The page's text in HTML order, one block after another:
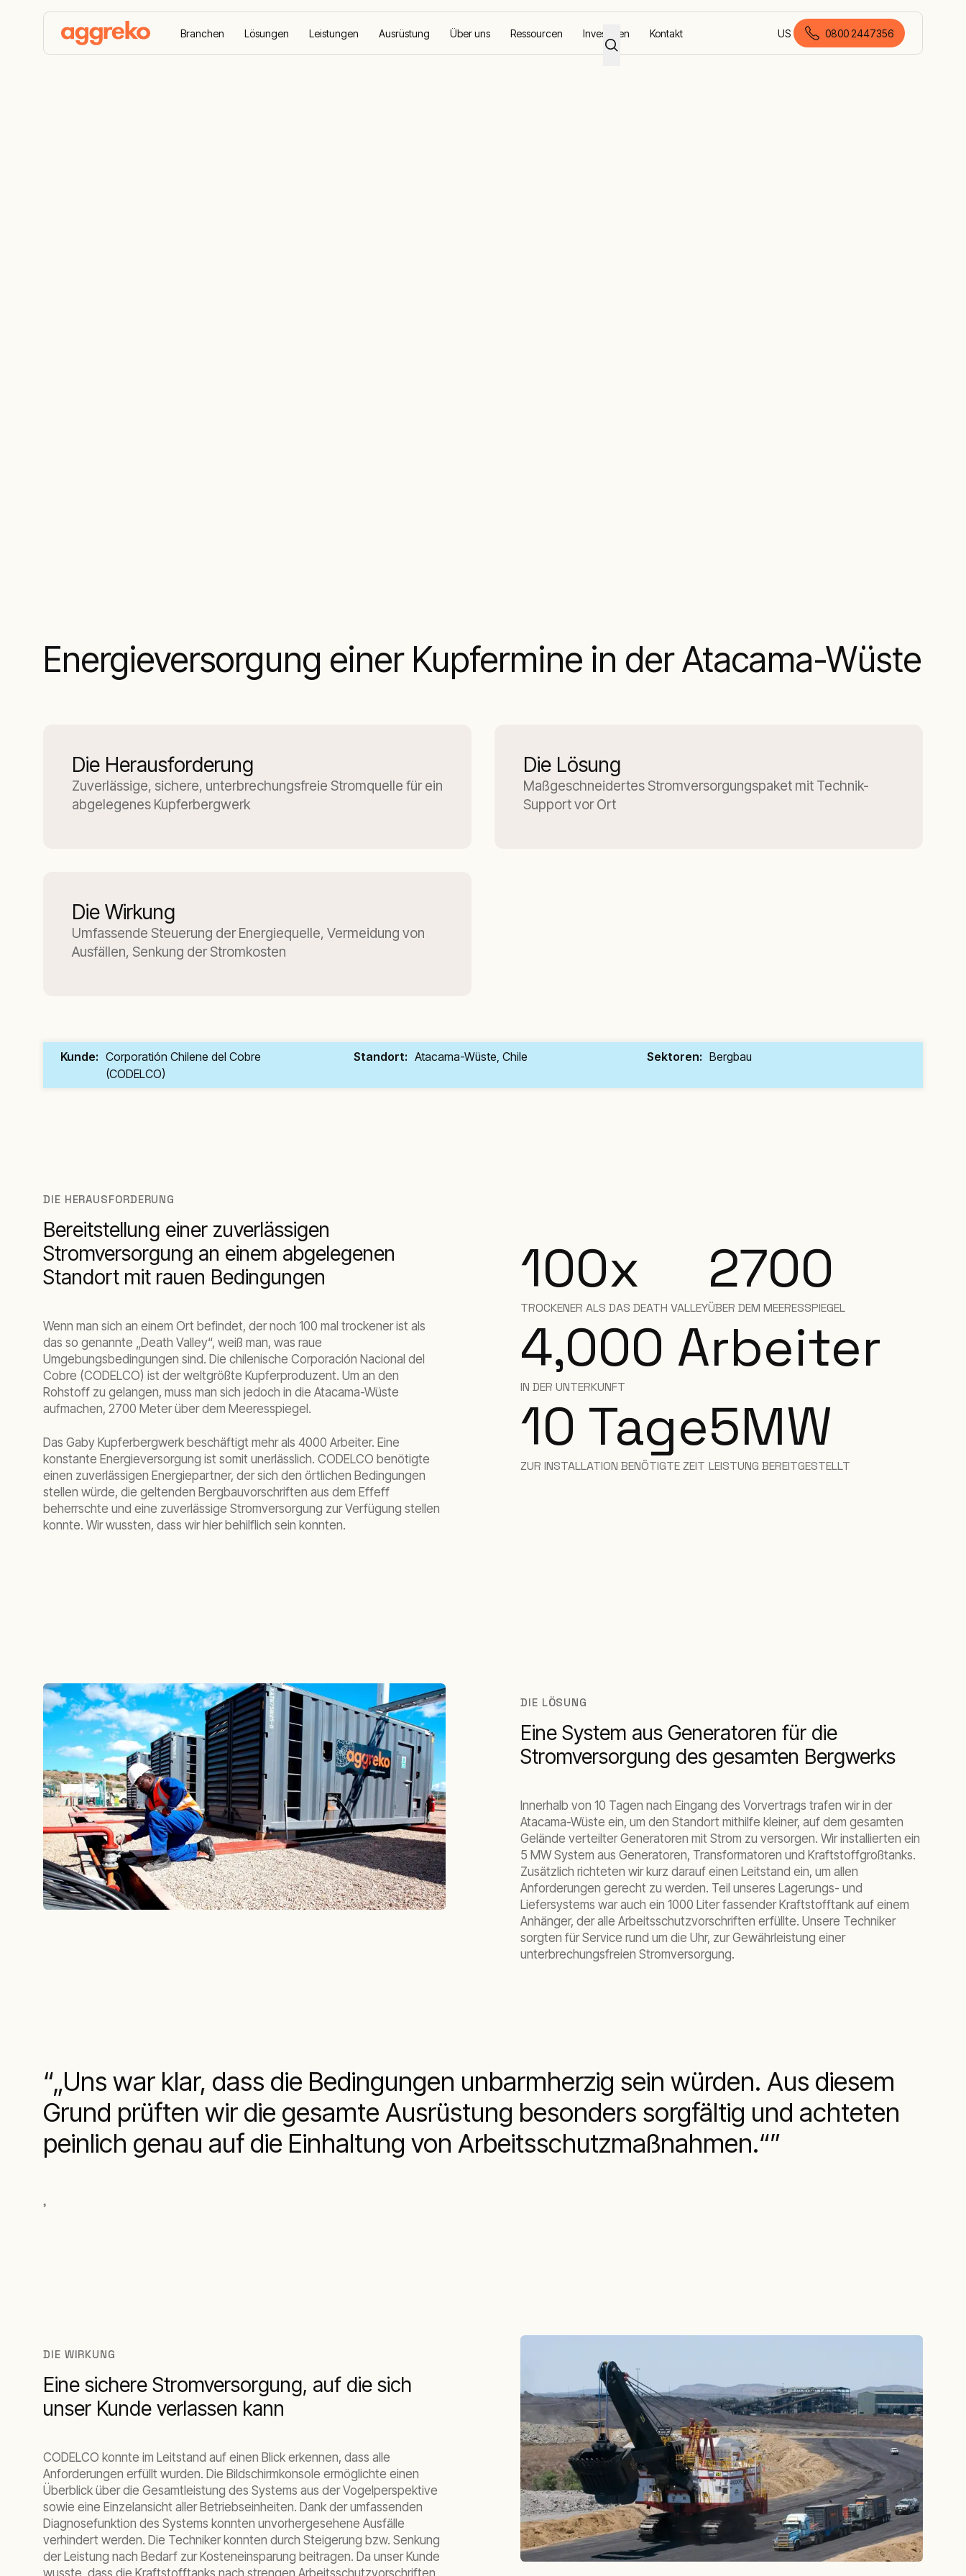
Branchen Lösungen Leistungen Ausrüstung Über uns Ressourcen Investoren Kontakt US
Deutsch (Deutschland)
0800 2447356
Energieversorgung einer Kupfermine in der Atacama-Wüste
Die Herausforderung
Zuverlässige, sichere, unterbrechungsfreie Stromquelle für ein
abgelegenes Kupferbergwerk
Die Lösung
Maßgeschneidertes Stromversorgungspaket mit Technik-
Support vor Ort
Die Wirkung
Umfassende Steuerung der Energiequelle, Vermeidung von
Ausfällen, Senkung der Stromkosten
Kunde: Corporatión Chilene del Cobre
(CODELCO)
Standort: Atacama-Wüste, Chile Sektoren: Bergbau
DIE HERAUSFORDERUNG
Bereitstellung einer zuverlässigen
Stromversorgung an einem abgelegenen
Standort mit rauen Bedingungen
Wenn man sich an einem Ort befindet, der noch 100 mal trockener ist als
das so genannte „Death Valley“, weiß man, was raue
Umgebungsbedingungen sind. Die chilenische Corporación Nacional del
Cobre (CODELCO) ist der weltgrößte Kupferproduzent. Um an den
Rohstoff zu gelangen, muss man sich jedoch in die Atacama-Wüste
aufmachen, 2700 Meter über dem Meeresspiegel.
Das Gaby Kupferbergwerk beschäftigt mehr als 4000 Arbeiter. Eine
konstante Energieversorgung ist somit unerlässlich. CODELCO benötigte
einen zuverlässigen Energiepartner, der sich den örtlichen Bedingungen
stellen würde, die geltenden Bergbauvorschriften aus dem Effeff
beherrschte und eine zuverlässige Stromversorgung zur Verfügung stellen
konnte. Wir wussten, dass wir hier behilflich sein konnten.
100x
TROCKENER ALS DAS DEATH VALLEY
2700
ÜBER DEM MEERESSPIEGEL
4,000 Arbeiter
IN DER UNTERKUNFT
10 Tage
ZUR INSTALLATION BENÖTIGTE ZEIT
5MW
LEISTUNG BEREITGESTELLT
DIE LÖSUNG
Eine System aus Generatoren für die
Stromversorgung des gesamten Bergwerks
Innerhalb von 10 Tagen nach Eingang des Vorvertrags trafen wir in der
Atacama-Wüste ein, um den Standort mithilfe kleiner, auf dem gesamten
Gelände verteilter Generatoren mit Strom zu versorgen. Wir installierten ein
5 MW System aus Generatoren, Transformatoren und Kraftstoffgroßtanks.
Zusätzlich richteten wir kurz darauf einen Leitstand ein, um allen
Anforderungen gerecht zu werden. Teil unseres Lagerungs- und
Liefersystems war auch ein 1000 Liter fassender Kraftstofftank auf einem
Anhänger, der alle Arbeitsschutzvorschriften erfüllte. Unsere Techniker
sorgten für Service rund um die Uhr, zur Gewährleistung einer
unterbrechungsfreien Stromversorgung.
„Uns war klar, dass die Bedingungen unbarmherzig sein würden. Aus diesem
Grund prüften wir die gesamte Ausrüstung besonders sorgfältig und achteten
peinlich genau auf die Einhaltung von Arbeitsschutzmaßnahmen.“
,
DIE WIRKUNG
Eine sichere Stromversorgung, auf die sich
unser Kunde verlassen kann
CODELCO konnte im Leitstand auf einen Blick erkennen, dass alle
Anforderungen erfüllt wurden. Die Bildschirmkonsole ermöglichte einen
Überblick über die Gesamtleistung des Systems aus der Vogelperspektive
sowie eine Einzelansicht aller Betriebseinheiten. Dank der umfassenden
Diagnosefunktion des Systems konnten unvorhergesehene Ausfälle
verhindert werden. Die Techniker konnten durch Steigerung bzw. Senkung
der Leistung nach Bedarf zur Kosteneinsparung beitragen. Da unser Kunde
wusste, dass die Kraftstofftanks nach strengen Arbeitsschutzvorschriften